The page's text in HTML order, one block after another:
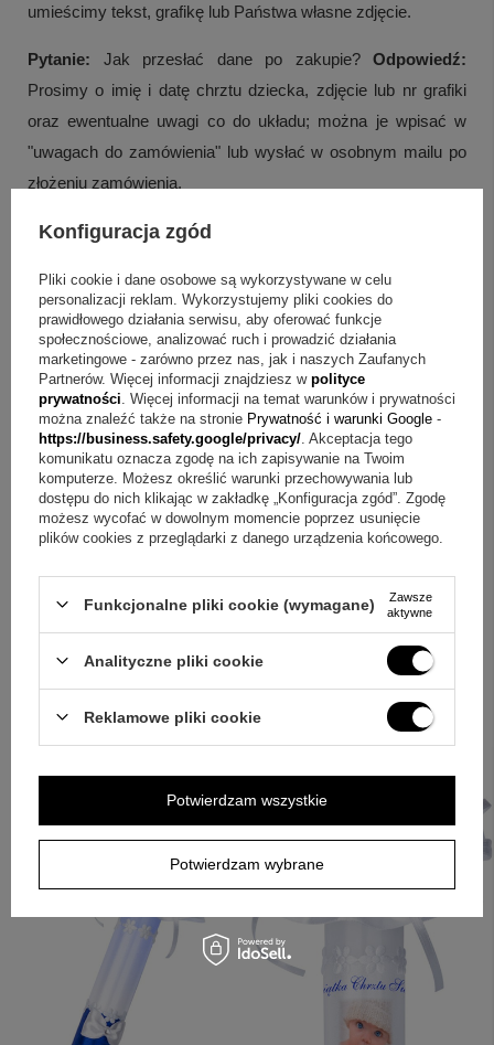
umieścimy tekst, grafikę lub Państwa własne zdjęcie.
Pytanie: Jak przesłać dane po zakupie? Odpowiedź:
Prosimy o imię i datę chrztu dziecka, zdjęcie lub nr grafiki
oraz ewentualne uwagi co do układu; można je wpisać w
"uwagach do zamówienia" lub wysłać w osobnym mailu po
złożeniu zamówienia.
Pytanie:Czy świeca sprawdzi się także podczas I Komunii
zastosowanie na chrzest lub I Komunię Świętą.
Pytanie:Czy kolory mogą różnić się od tych widocznych na
ekranie?Odpowiedź:Tak, odcienie w rzeczywistości mogą
delikatnie odbiegać od zdjęć przez ustawienia parametrów
monitora.
Prezent, który opowiada historię
Jeśli zależy Ci na świecy, która łączy dekoracyjne zdobienia
przygotować spersonalizowaną oprawę uroczystości.
Dobierz treść lub grafikę, dołącz zdjęcie dziecka i przekaż
uwagi dotyczące układu, aby nadruk pasował do Twojej wizji.
przygotowane z myślą o dziewczynkach i chłopcach.
Konfiguracja zgód
Pliki cookie i dane osobowe są wykorzystywane w celu
personalizacji reklam. Wykorzystujemy pliki cookies do
prawidłowego działania serwisu, aby oferować funkcje
społecznościowe, analizować ruch i prowadzić działania
marketingowe - zarówno przez nas, jak i naszych Zaufanych
Partnerów. Więcej informacji znajdziesz w polityce
prywatności . Więcej informacji na temat warunków i prywatności
można znaleźć także na stronie Prywatność i warunki Google -
https://business.safety.google/privacy/ . Akceptacja tego
komunikatu oznacza zgodę na ich zapisywanie na Twoim
komputerze. Możesz określić warunki przechowywania lub
dostępu do nich klikając w zakładkę „Konfiguracja zgód”. Zgodę
możesz wycofać w dowolnym momencie poprzez usunięcie
plików cookies z przeglądarki z danego urządzenia końcowego.
Funkcjonalne pliki cookie (wymagane)
Zawsze
aktywne
Analityczne pliki cookie
Reklamowe pliki cookie
Potwierdzam wybrane
Potwierdzam wszystkie